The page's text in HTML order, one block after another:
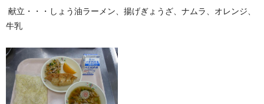
献立・・・しょう油ラーメン、揚げぎょうざ、ナムラ、オレンジ、
牛乳